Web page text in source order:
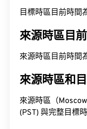
目標時區目前時
來源時區目
來源時區目前時間
來源時區和
來源時區（
(PST) 與完整目標